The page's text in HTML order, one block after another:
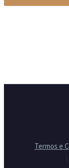
Termos e